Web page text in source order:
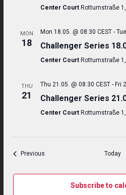
Center Court Rottumstraße
MON
18
Mon 18.05. @ 08:30 CEST -
Challenger Series
Center Court Rottumstraße
THU
21
Thu 21.05. @ 08:30 CEST - Fri
Challenger Series
Center Court Rottumstraße
Previous Today
Subscribe to